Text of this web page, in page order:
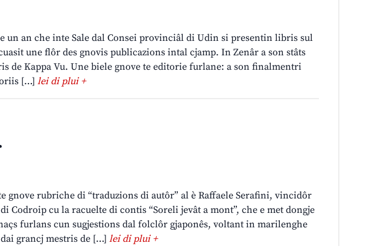
un an che inte Sale dal Consei provinciâl di Udin si presentin libris sul
une flôr des gnovis publicazions intal cjamp. In Zenâr a son stâts
de Kappa Vu. Une biele gnove te editorie furlane: a son finalmentri
[…] lei di plui +
gnove rubriche di “traduzions di autôr” al è Raffaele Serafini, vincidôr
Codroip cu la racuelte di contis “Soreli jevât a mont”, che e met dongje
furlans cun sugjestions dal folclôr gjaponês, voltant in marilenghe
grancj mestris de […] lei di plui +